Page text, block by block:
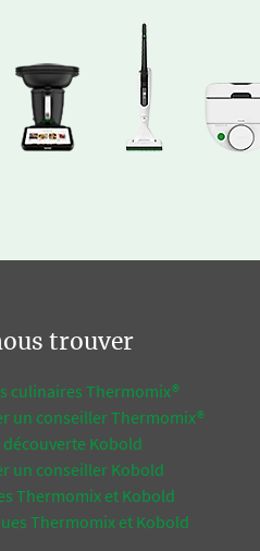
trouver
culinaires Thermomix®
un conseiller Thermomix®
Kobold
un conseiller Kobold
Thermomix et Kobold
Thermomix et Kobold